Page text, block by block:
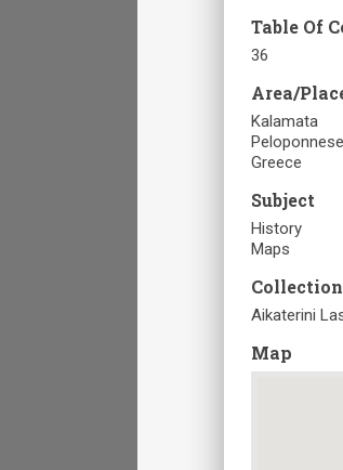
Table Of
36
Area/
Kalamata
Peloponnese
Greece
Subject
History
Maps
Collection
Aikaterini
Map